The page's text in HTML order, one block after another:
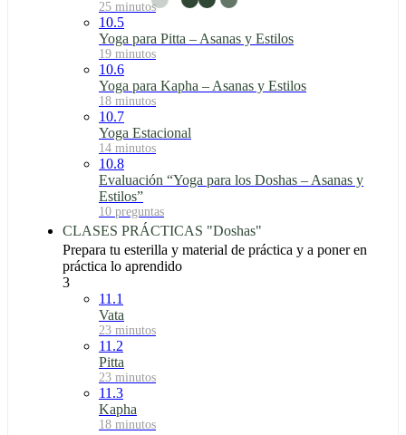
25 minutos
10.5
Yoga para Pitta – Asanas y Estilos
19 minutos
10.6
Yoga para Kapha – Asanas y Estilos
18 minutos
10.7
Yoga Estacional
14 minutos
10.8
Evaluación “Yoga para los Doshas – Asanas y
Estilos”
10 preguntas
CLASES PRÁCTICAS "Doshas"
Prepara tu esterilla y material de práctica y a poner en
práctica lo aprendido
3
11.1
Vata
23 minutos
11.2
Pitta
23 minutos
11.3
Kapha
18 minutos